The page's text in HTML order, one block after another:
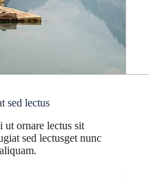
sed lectus
ut ornare lectus sit
sed lectusget nunc